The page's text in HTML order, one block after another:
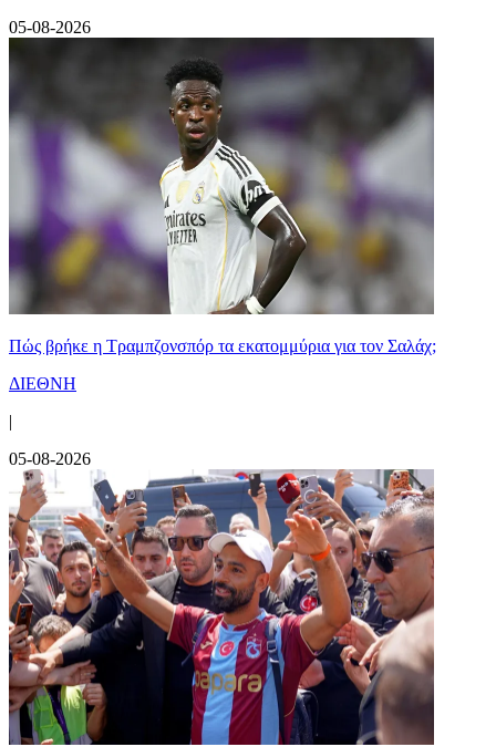
05-08-2026
Πώς βρήκε η Τραμπζονσπόρ τα εκατομμύρια για τον Σαλάχ;
ΔΙΕΘΝΗ
|
05-08-2026